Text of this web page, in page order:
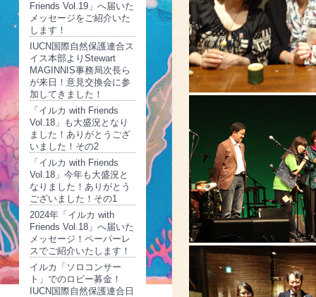
Friends Vol.19」へ届いた
メッセージをご紹介いた
します！
IUCN国際自然保護連合ス
イス本部よりStewart
MAGINNIS事務局次長ら
が来日！意見交換会に参
加してきました！
「イルカ with Friends
Vol.18」も大盛況となり
ました！ありがとうござ
いました！その2
「イルカ with Friends
Vol.18」今年も大盛況と
なりました！ありがとう
ございました！その1
2024年「イルカ with
Friends Vol.18」へ届いた
メッセージ！ペーパーレ
スでご紹介いたします！
イルカ「ソロコンサー
ト」でのロビー募金！
IUCN国際自然保護連合日